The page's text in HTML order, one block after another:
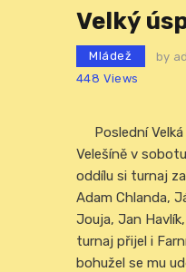
Velký
Mládež by
448 Views
Poslední Velká
Velešíně v
oddílu si turnaj
Adam Chlanda,
Jouja, Jan
turnaj přijel i
bohužel se mu